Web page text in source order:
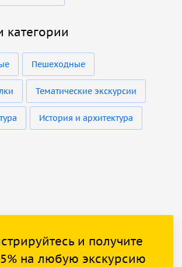
категории
Пешеходные
Тематические экскурсии
История и архитектура
и получите
на любую экскурсию